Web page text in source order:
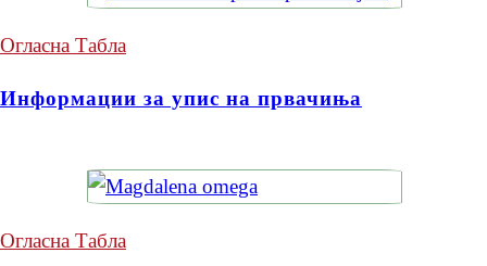
Огласна Табла
Информации за упис на првачиња
Огласна Табла